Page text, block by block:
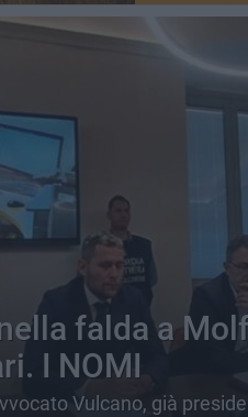
falda a
I NOMI
Vulcano, già